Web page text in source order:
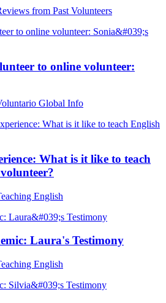
from Past Volunteers
to online volunteer:
Global Info
What is it like to teach
English
Laura's Testimony
English